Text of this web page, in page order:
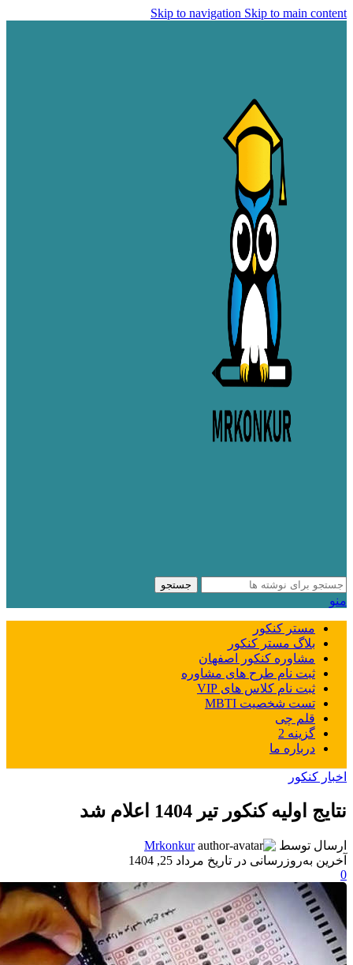
Skip to navigation Skip to main content
جستجو
منو
مستر کنکور
بلاگ مستر کنکور
مشاوره کنکور اصفهان
ثبت نام طرح های مشاوره
ثبت نام کلاس های VIP
تست شخصیت MBTI
قلم چی
گزینه 2
درباره ما
اخبار کنکور
نتایج اولیه کنکور تیر 1404 اعلام شد
ارسال توسط
Mrkonkur
آخرین به‌روزرسانی در تاریخ مرداد 25, 1404
0